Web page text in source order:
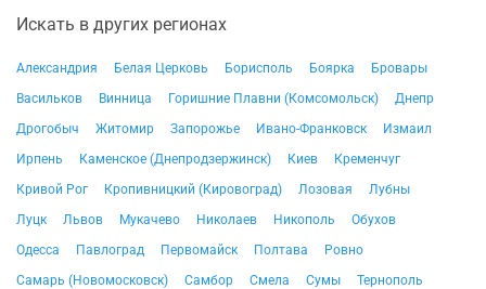
Искать в других регионах
Александрия Белая Церковь Борисполь Боярка
Бровары
Васильков
Винница Горишние Плавни (Комсомольск)
Днепр
Дрогобыч
Житомир Запорожье Ивано-Франковск
Измаил
Ирпень
Каменское (Днепродзержинск) Киев
Кременчуг
Кривой Рог
Кропивницкий (Кировоград) Лозовая
Лубны
Луцк
Львов Мукачево Николаев Никополь
Обухов
Одесса
Павлоград Первомайск Полтава
Ровно
Самарь (Новомосковск)
Самбор Смела Сумы
Тернополь